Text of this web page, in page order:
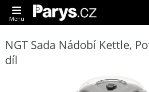
Menu
NGT Sada Nádobí Kettle,
díl